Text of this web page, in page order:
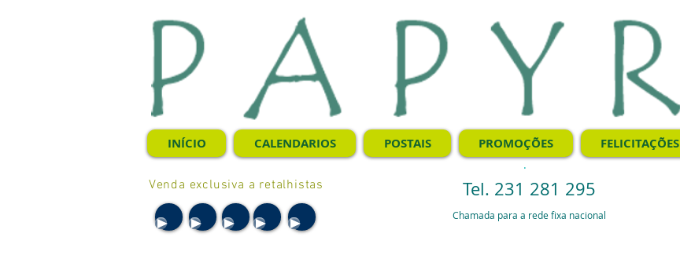
INÍCIO CALENDARIOS POSTAIS PROMOÇÕES FELICITAÇÕES
.
Venda exclusiva a retalhistas Tel. 231 281 295
Chamada para a rede fixa nacional